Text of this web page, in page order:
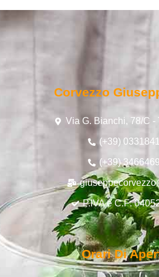
Corvezzo
Via G. Bianchi, 78/C -
(+39)
(+39)
P.IVA e C.F:
Orari Di